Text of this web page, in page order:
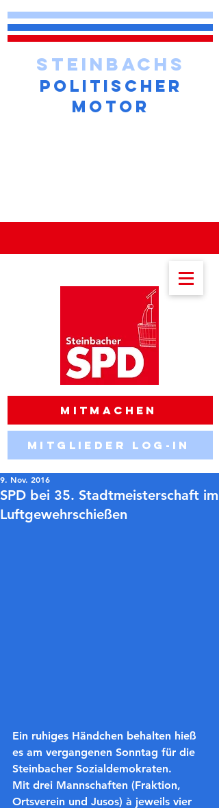
STEINBACHS
Mitglieder Log-in
POLITISCHER
MOTOR
Mitmachen
SPD bei 35. Stadtmeisterschaft im
Luftgewehrschießen
9. Nov. 2016
Ein ruhiges Händchen behalten hieß
es am vergangenen Sonntag für die
Steinbacher Sozialdemokraten.
Mit drei Mannschaften (Fraktion,
Ortsverein und Jusos) à jeweils vier